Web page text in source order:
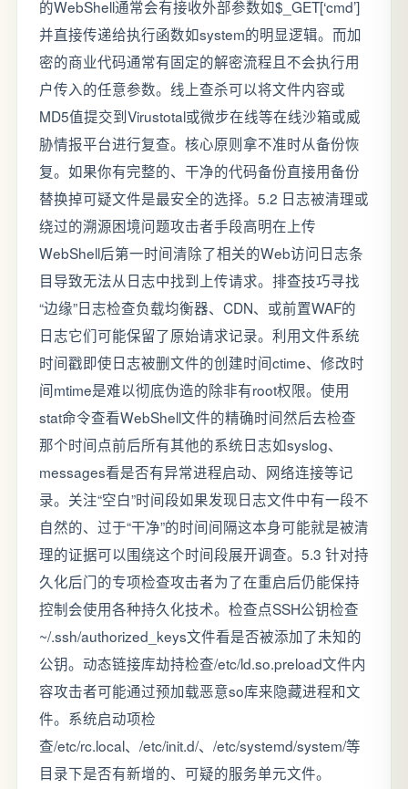
的WebShell通常会有接收外部参数如$_GET[‘cmd’]
并直接传递给执行函数如system的明显逻辑。而加
密的商业代码通常有固定的解密流程且不会执行用
户传入的任意参数。线上查杀可以将文件内容或
MD5值提交到Virustotal或微步在线等在线沙箱或威
胁情报平台进行复查。核心原则拿不准时从备份恢
复。如果你有完整的、干净的代码备份直接用备份
替换掉可疑文件是最安全的选择。5.2 日志被清理或
绕过的溯源困境问题攻击者手段高明在上传
WebShell后第一时间清除了相关的Web访问日志条
目导致无法从日志中找到上传请求。排查技巧寻找
“边缘”日志检查负载均衡器、CDN、或前置WAF的
日志它们可能保留了原始请求记录。利用文件系统
时间戳即使日志被删文件的创建时间ctime、修改时
间mtime是难以彻底伪造的除非有root权限。使用
stat命令查看WebShell文件的精确时间然后去检查
那个时间点前后所有其他的系统日志如syslog、
messages看是否有异常进程启动、网络连接等记
录。关注“空白”时间段如果发现日志文件中有一段不
自然的、过于“干净”的时间间隔这本身可能就是被清
理的证据可以围绕这个时间段展开调查。5.3 针对持
久化后门的专项检查攻击者为了在重启后仍能保持
控制会使用各种持久化技术。检查点SSH公钥检查
~/.ssh/authorized_keys文件看是否被添加了未知的
公钥。动态链接库劫持检查/etc/ld.so.preload文件内
容攻击者可能通过预加载恶意so库来隐藏进程和文
件。系统启动项检
查/etc/rc.local、/etc/init.d/、/etc/systemd/system/等
目录下是否有新增的、可疑的服务单元文件。